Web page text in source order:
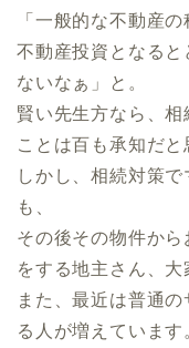
「一般的な不動産
不動産投資となる
ないなぁ」と。
賢い先生方なら、
ことは百も承知だと
しかし、相続対策
も、
その後その物件か
をする地主さん、大
また、最近は普通
る人が増えています